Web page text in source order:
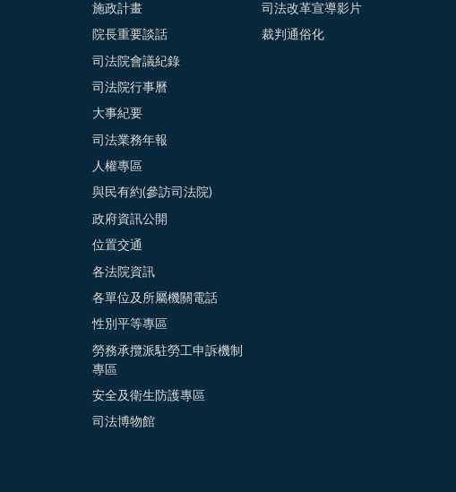
施政計畫
院長重要談話
司法院會議紀錄
司法院行事曆
大事紀要
司法業務年報
人權專區
與民有約(參訪司法院)
政府資訊公開
位置交通
各法院資訊
各單位及所屬機關電話
性別平等專區
勞務承攬派駐勞工申訴機制
專區
安全及衛生防護專區
司法博物館
司法改革宣導影片
裁判通俗化